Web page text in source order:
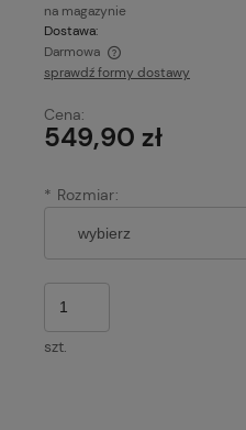
na magazynie
Dostawa:
Darmowa
Cena nie zawiera
sprawdź formy dostawy
Cena:
549,90 zł
* Rozmiar:
szt.